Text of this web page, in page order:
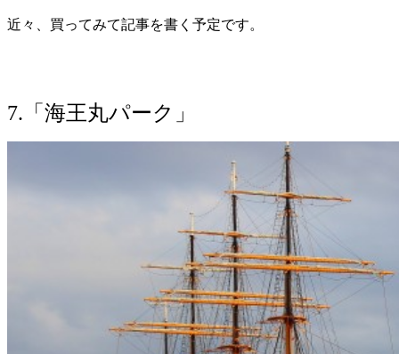
近々、買ってみて記事を書く予定です。
7.「海王丸パーク」